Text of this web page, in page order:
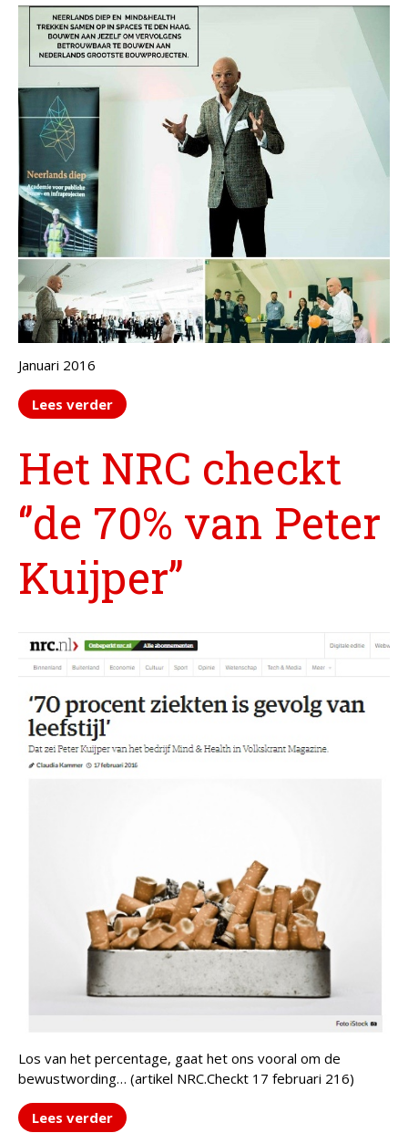
Januari 2016
Lees verder
Het NRC checkt
‘’de 70% van Peter
Kuijper’’
Los van het percentage, gaat het ons vooral om de
bewustwording… (artikel NRC.Checkt 17 februari 216)
Lees verder